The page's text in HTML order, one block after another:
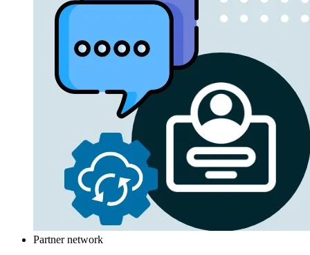
Partner network